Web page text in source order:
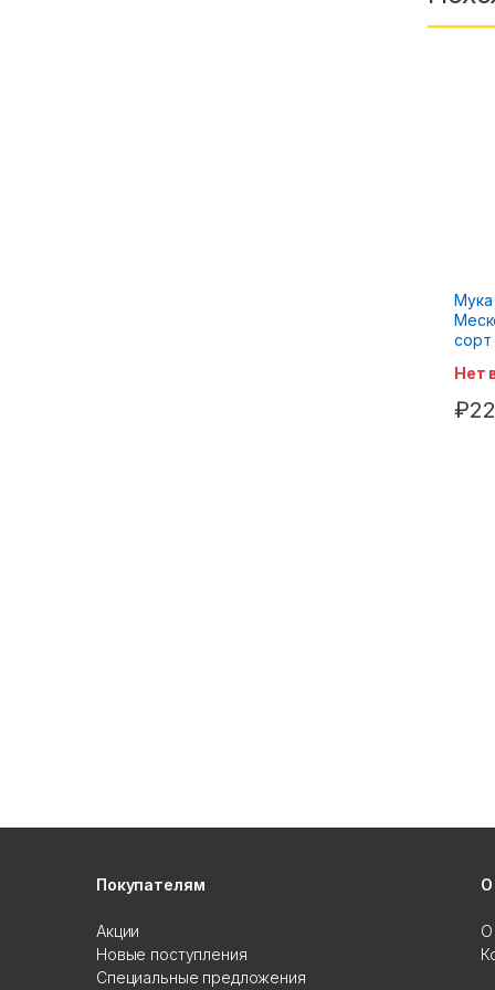
Мука
сорт
Нет
₽
Покупателям
Акции
Новые поступления
Специальные предложения
О
О